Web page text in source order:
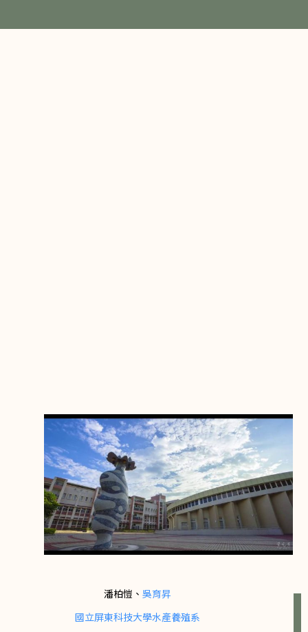
潘柏愷、 吳育昇
國立屏東科技大學水產養殖系